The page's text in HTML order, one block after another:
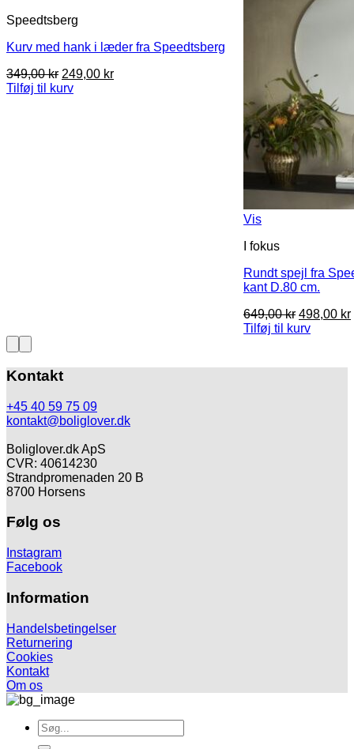
Speedtsberg
Kurv med hank i læder fra Speedtsberg
349,00kr Den
oprindelige
249,00 krDen
Tilføj til kurv
Vis
I fokus
Rundt spejl fra
kant D.80 cm.
649,00kr Den
649,00 kr.
498,00 kr
Tilføj til kurv
Kontakt
+45 40 59 75 09
kontakt@boliglover.dk
Boliglover.dk ApS
CVR: 40614230
Strandpromenaden 20 B
8700 Horsens
Følg os
Instagram
Facebook
Information
Handelsbetingelser
Returnering
Cookies
Kontakt
Om os
Søg
efter: